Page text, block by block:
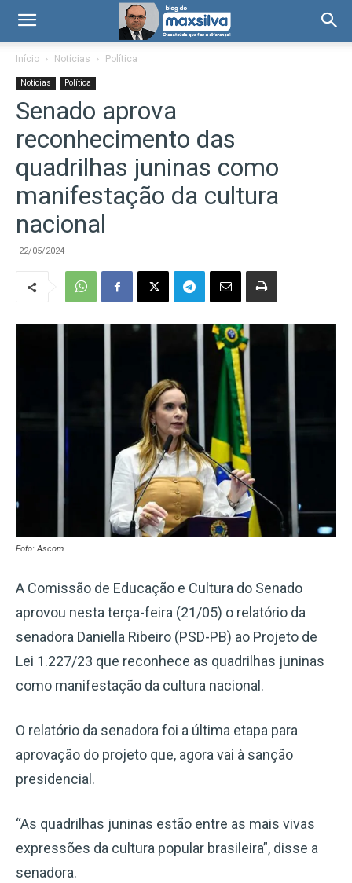
Início Notícias Política
Notícias Política
Senado aprova
reconhecimento das
quadrilhas juninas como
manifestação da cultura
nacional
22/05/2024
Foto: Ascom
A Comissão de Educação e Cultura do Senado
aprovou nesta terça-feira (21/05) o relatório da
senadora Daniella Ribeiro (PSD-PB) ao Projeto de
Lei 1.227/23 que reconhece as quadrilhas juninas
como manifestação da cultura nacional.
O relatório da senadora foi a última etapa para
aprovação do projeto que, agora vai à sanção
presidencial.
“As quadrilhas juninas estão entre as mais vivas
expressões da cultura popular brasileira”, disse a
senadora.